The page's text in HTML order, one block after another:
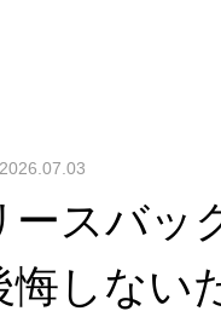
2026.07.03
ースバッ
悔しない